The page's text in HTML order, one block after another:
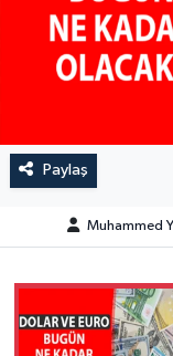
Paylaş
Muhammed
GÜNDEM
HABERDE
KÜLTÜR-
ÖZEL HABER